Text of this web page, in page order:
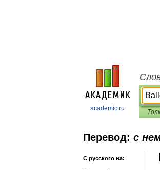
academic.ru
Перевод: с
С русского на: